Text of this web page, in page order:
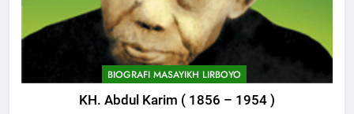
BIOGRAFI MASAYIKH LIRBOYO
KH. Abdul Karim ( 1856 – 1954 )